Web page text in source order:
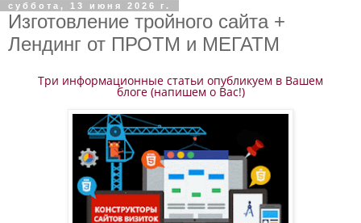
суббота, 13 июня 2026 г.
Изготовление тройного сайта +
Лендинг от ПРОТМ и МЕГАТМ
Три информационные статьи опубликуем в Вашем
блоге (напишем о Вас!)